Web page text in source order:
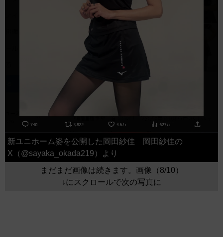
新ユニホーム姿を公開した岡田紗佳 岡田紗佳の
X（@sayaka_okada219）より
まだまだ画像は続きます。画像（8/10）
↓にスクロールで次の写真に